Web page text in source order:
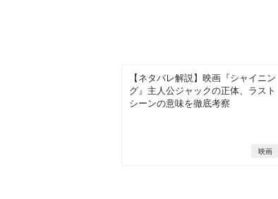
【ネタバレ解説】映画『シャイニン
グ』主人公ジャックの正体、ラスト
シーンの意味を徹底考察
映画